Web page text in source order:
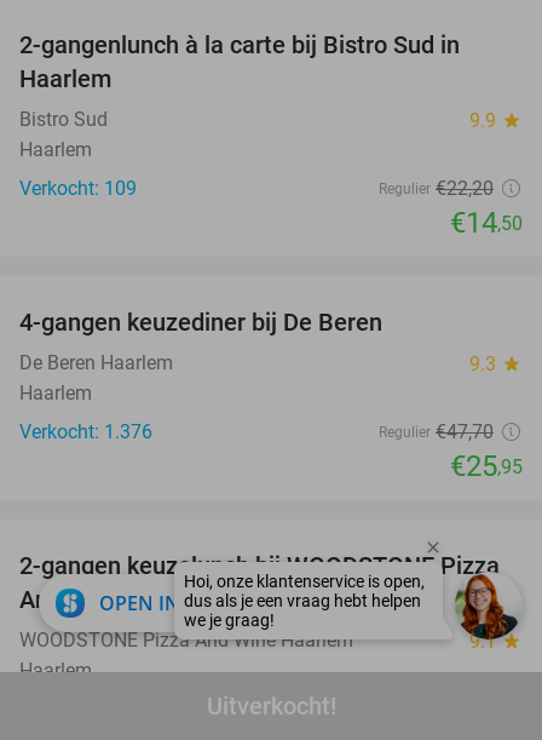
Uitverkocht!
2-gangenlunch à la carte bij Bistro Sud in
Haarlem
Bistro Sud 9.9 star
Haarlem
Verkocht: 109
Regulier €22,20
€14,50
4-gangen keuzediner bij De Beren
De Beren Haarlem 9.3 star
Haarlem
Verkocht: 1.376
Regulier €47,70
€25,95
46%
2-gangen keuzelunch bij WOODSTONE Pizza
And Wine Haarlem
WOODSTONE Pizza And Wine Haarlem 9.1star
Haarlem
OPEN IN APP close